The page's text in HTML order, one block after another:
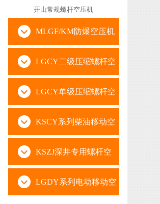
开山常规螺杆空压机
MLGF/KM防爆空压机
LGCY二级压缩螺杆空
压机 LGCY单级压缩螺杆空
压机 KSCY系列柴油移动空
压机 KSZJ深井专用螺杆空
压机 LGDY系列电动移动空